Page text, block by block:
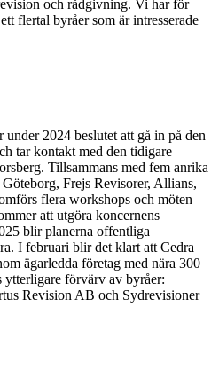
och rådgivning. Vi har för
flertal byråer som är intresserade
2024 beslutet att gå in på den
tar kontakt med den tidigare
Tillsammans med fem anrika
Frejs Revisorer, Allians,
flera workshops och möten
att utgöra koncernens
blir planerna offentliga
I februari blir det klart att Cedra
ägarledda företag med nära 300
ytterligare förvärv av byråer:
Revision AB och Sydrevisioner